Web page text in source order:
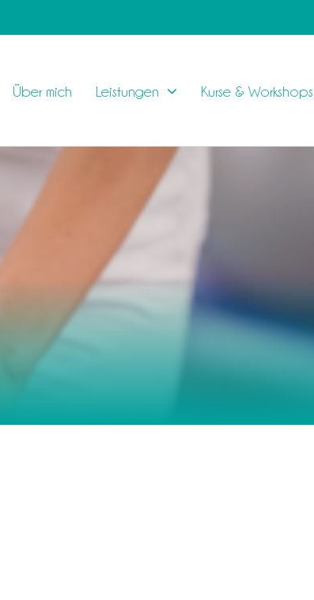
Über mich Leistungen Kurse & Workshops